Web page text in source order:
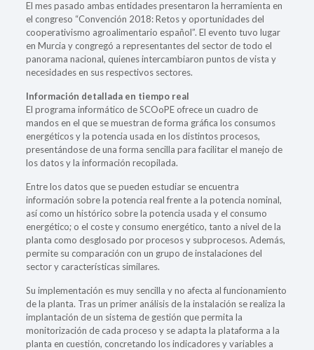
El mes pasado ambas entidades presentaron la herramienta en
el congreso “Convención 2018: Retos y oportunidades del
cooperativismo agroalimentario español”. El evento tuvo lugar
en Murcia y congregó a representantes del sector de todo el
panorama nacional, quienes intercambiaron puntos de vista y
necesidades en sus respectivos sectores.
Información detallada en tiempo real
El programa informático de SCOoPE ofrece un cuadro de
mandos en el que se muestran de forma gráfica los consumos
energéticos y la potencia usada en los distintos procesos,
presentándose de una forma sencilla para facilitar el manejo de
los datos y la información recopilada.
Entre los datos que se pueden estudiar se encuentra
información sobre la potencia real frente a la potencia nominal,
así como un histórico sobre la potencia usada y el consumo
energético; o el coste y consumo energético, tanto a nivel de la
planta como desglosado por procesos y subprocesos. Además,
permite su comparación con un grupo de instalaciones del
sector y características similares.
Su implementación es muy sencilla y no afecta al funcionamiento
de la planta. Tras un primer análisis de la instalación se realiza la
implantación de un sistema de gestión que permita la
monitorización de cada proceso y se adapta la plataforma a la
planta en cuestión, concretando los indicadores y variables a